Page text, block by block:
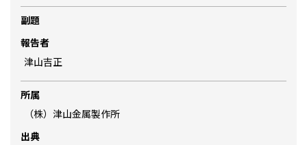
副題
報告者
津山吉正
所属
（株）津山金属製作所
出典